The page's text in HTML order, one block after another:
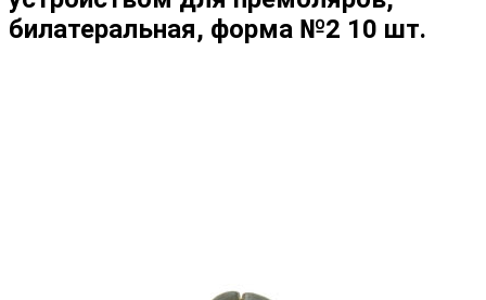
билатеральная, форма №2 10 шт.